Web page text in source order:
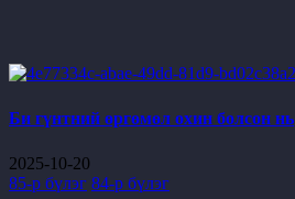
Би гүнтний өргөмөл охин болсон нь
2025-10-20
85-р бүлэг 84-р бүлэг